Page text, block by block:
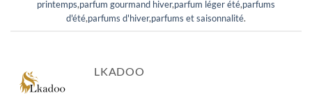
printemps,parfum gourmand hiver,parfum léger été,parfums
d'été,parfums d'hiver,parfums et saisonnalité.
LKADOO